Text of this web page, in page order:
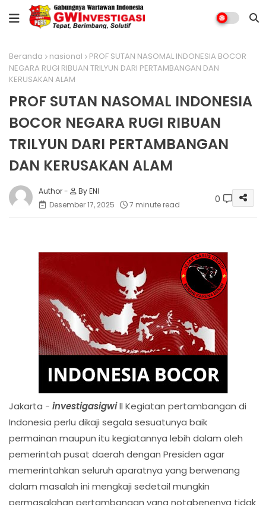
Beranda nasional
PROF SUTAN NASOMAL INDONESIA BOCOR
NEGARA RUGI RIBUAN TRILYUN DARI PERTAMBANGAN DAN
KERUSAKAN ALAM
PROF SUTAN NASOMAL INDONESIA
BOCOR NEGARA RUGI RIBUAN
TRILYUN DARI PERTAMBANGAN
DAN KERUSAKAN ALAM
By ENI
Desember 17, 2025
7 minute read 0
Jakarta - investigasigwill Kegiatan pertambangan di
Indonesia perlu dikaji segala sesuatunya baik
permainan maupun itu kegiatannya lebih dalam oleh
pemerintah pusat daerah dengan Presiden agar
memerintahkan seluruh aparatnya yang berwenang
dalam masalah ini mengkaji sedetail mungkin
permasalahan pertambangan yang notabenenya tidak